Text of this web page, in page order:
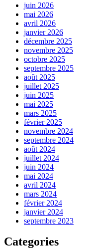
juin 2026
mai 2026
avril 2026
janvier 2026
décembre 2025
novembre 2025
octobre 2025
septembre 2025
août 2025
juillet 2025
juin 2025
mai 2025
mars 2025
février 2025
novembre 2024
septembre 2024
août 2024
juillet 2024
juin 2024
mai 2024
avril 2024
mars 2024
février 2024
janvier 2024
septembre 2023
Categories